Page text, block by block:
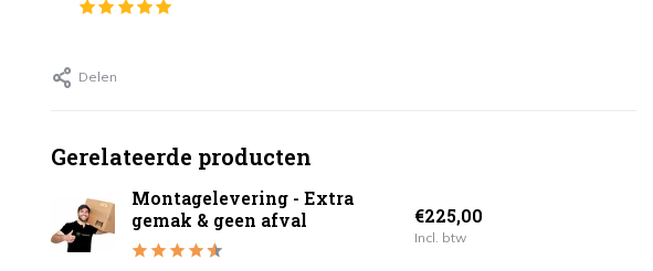
Delen
Gerelateerde producten
Montagelevering - Extra
gemak & geen afval
€225,00
Incl. btw